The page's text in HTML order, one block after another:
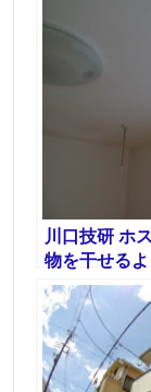
川口技研 ホ
物を干せる